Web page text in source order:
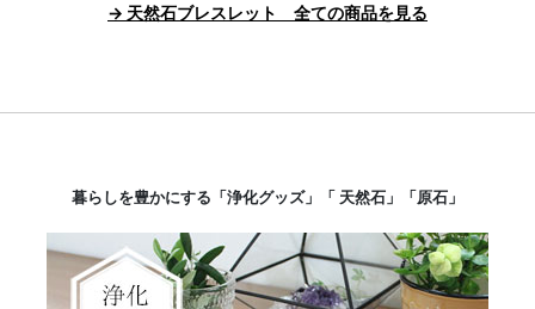
→ 天然石ブレスレット 全ての商品を見る
暮らしを豊かにする「浄化グッズ」「 天然石」「原石」